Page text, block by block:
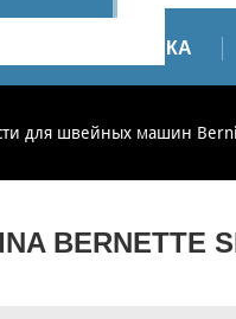
ДОСТАВКА
для швейных машин